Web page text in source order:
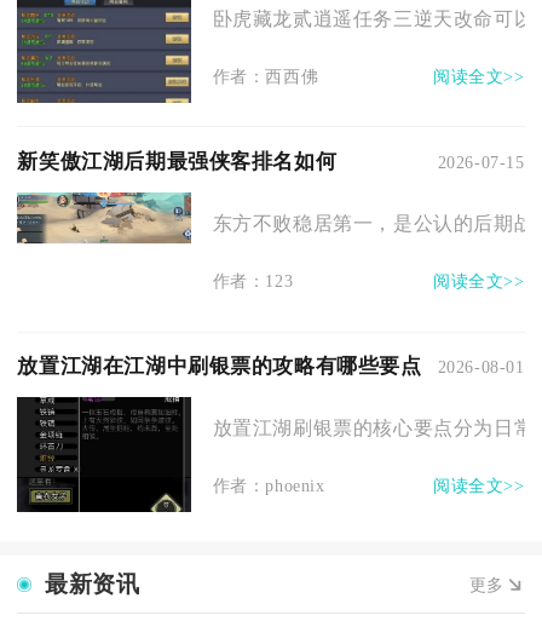
卧虎藏龙贰逍遥任务三逆天改命可
作者：西西佛 阅读全文>>
新笑傲江湖后期最强侠客排名如何 2026-07-15
东方不败稳居第一，是公认的后期
作者：123 阅读全文>>
放置江湖在江湖中刷银票的攻略有哪些要点 2026-08-01
放置江湖刷银票的核心要点分为日
作者：phoenix 阅读全文>>
最新资讯 更多